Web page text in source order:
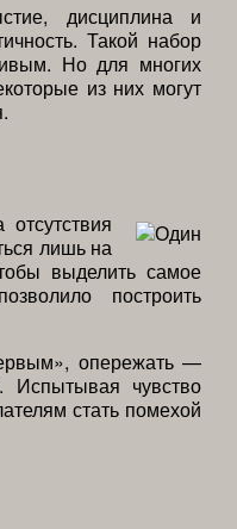
дисциплина и
Такой набор
Но для многих
из них могут
лишь на
выделить самое
построить
опережать —
Испытывая чувство
стать помехой